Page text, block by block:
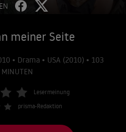
meiner Seite
• Drama • USA (2010) • 103
MINUTEN
Lesermeinung
prisma-Redaktion